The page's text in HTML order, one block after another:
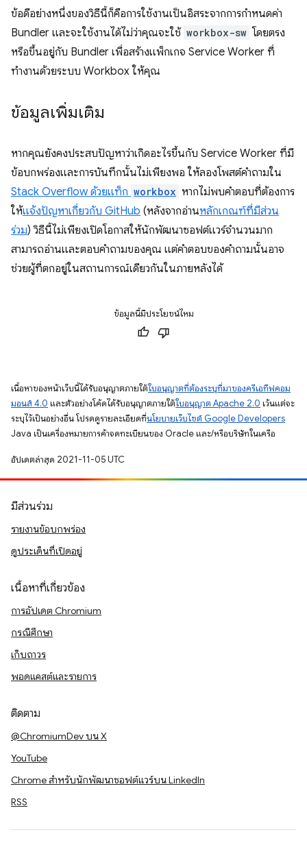
ข้อดีอย่างหนึ่งของวิธีนี้ก็คือการใช้งานเป็นอิสระจากการกำหนดค่า
Bundler และจะใช้งานได้ไม่ว่าคุณจะใช้ workbox-sw โดยตรง
หรือขึ้นอยู่กับ Bundler เพื่อสร้างแพ็กเกจ Service Worker ที่
ทำงานด้วยระบบ Workbox ให้คุณ
ข้อมูลเพิ่มเติม
หากคุณยังคงประสบปัญหาว่าเกิดอะไรขึ้นกับ Service Worker ที่มี
ข้อบกพร่องและการบันทึกนั้นไม่เพียงพอ ให้ลองโพสต์คำถามใน
Stack Overflow ด้วยแท็ก workbox หากไม่พบคำตอบที่ต้องการ
ให้แจ้งปัญหาเกี่ยวกับ GitHub (หลังจากอ่านหลักเกณฑ์ที่มีส่วน
ร่วม) วิธีนี้ไม่เพียงเปิดโอกาสให้นักพัฒนาซอฟต์แวร์จำนวนมาก
สามารถอ่านและตอบคำถามของคุณ แต่คำตอบของคำถามนั้นอาจ
ช่วยผู้ที่ตกอยู่ในสถานการณ์เดียวกันในภายหลังได้
ข้อมูลนี้มีประโยชน์ไหม
เนื้อหาของหน้าเว็บนี้ได้รับอนุญาตภายใต้ใบอนุญาตที่ต้องระบุที่มาของครีเอทีฟคอม
มอนส์ 4.0 และตัวอย่างโค้ดได้รับอนุญาตภายใต้ใบอนุญาต Apache 2.0 เว้นแต่จะ
ระบุไว้เป็นอย่างอื่น โปรดดูรายละเอียดที่นโยบายเว็บไซต์ Google Developers
Java เป็นเครื่องหมายการค้าจดทะเบียนของ Oracle และ/หรือบริษัทในเครือ
อัปเดตล่าสุด 2021-11-05 UTC
มีส่วนร่วม
รายงานข้อบกพร่อง
ดูประเด็นที่เปิดอยู่
เนื้อหาที่เกี่ยวข้อง
การอัปเดต Chromium
กรณีศึกษา
เก็บถาวร
พอดแคสต์และรายการ
ติดตาม
@ChromiumDev บน X
YouTube
Chrome สำหรับนักพัฒนาซอฟต์แวร์บน LinkedIn
RSS